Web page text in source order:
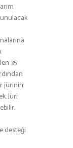
35
jürinin
Jüri
desteği